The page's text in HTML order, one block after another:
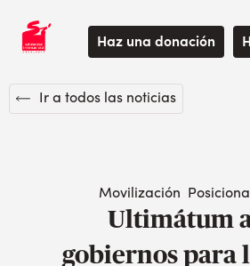
Haz una donación
Ir a todos las noticias
Movilización
Ultimátum
gobiernos para